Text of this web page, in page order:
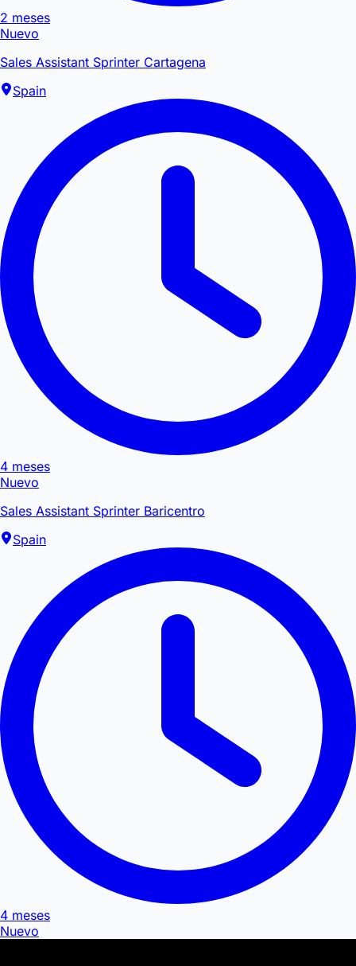
2 meses
Nuevo
Sales Assistant Sprinter Cartagena
Spain
4 meses
Nuevo
Sales Assistant Sprinter Baricentro
Spain
4 meses
Nuevo